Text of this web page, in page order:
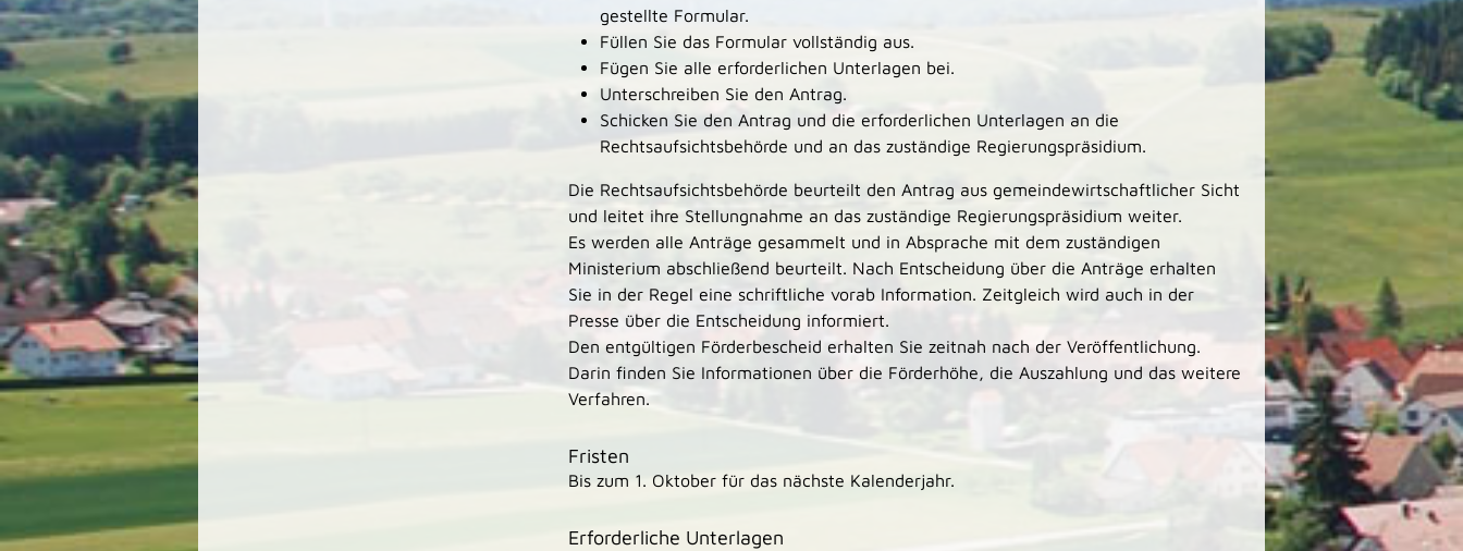
gestellte Formular.
Füllen Sie das Formular vollständig aus.
Fügen Sie alle erforderlichen Unterlagen bei.
Unterschreiben Sie den Antrag.
Schicken Sie den Antrag und die erforderlichen Unterlagen an die
Rechtsaufsichtsbehörde und an das zuständige Regierungspräsidium.
Die Rechtsaufsichtsbehörde beurteilt den Antrag aus gemeindewirtschaftlicher Sicht
und leitet ihre Stellungnahme an das zuständige Regierungspräsidium weiter.
Es werden alle Anträge gesammelt und in Absprache mit dem zuständigen
Ministerium abschließend beurteilt. Nach Entscheidung über die Anträge erhalten
Sie in der Regel eine schriftliche vorab Information. Zeitgleich wird auch in der
Presse über die Entscheidung informiert.
Den entgültigen Förderbescheid erhalten Sie zeitnah nach der Veröffentlichung.
Darin finden Sie Informationen über die Förderhöhe, die Auszahlung und das weitere
Verfahren.
Fristen
Bis zum 1. Oktober für das nächste Kalenderjahr.
Erforderliche Unterlagen